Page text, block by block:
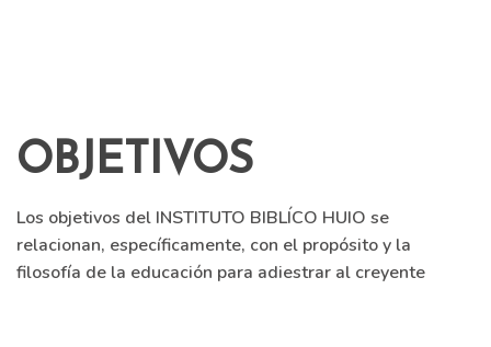
OBJETIVOS
Los objetivos del INSTITUTO BIBLÍCO HUIO se
relacionan, específicamente, con el propósito y la
filosofía de la educación para adiestrar al creyente